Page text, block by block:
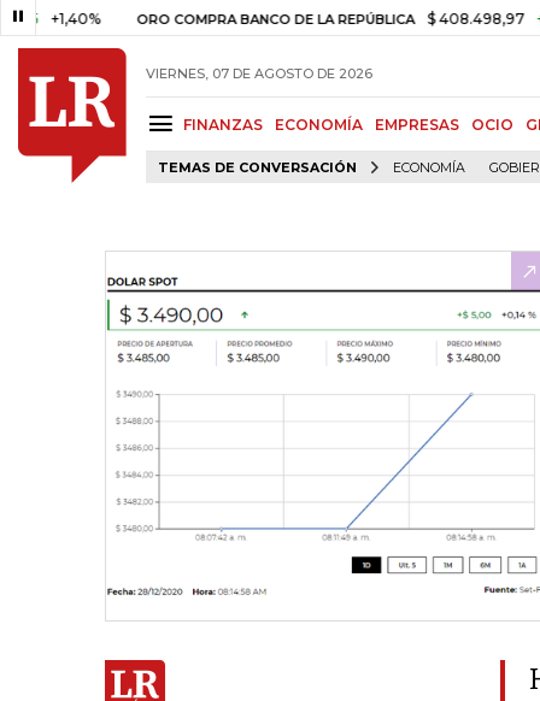
+1,40% ORO COMPRA BANCO DE LA REPÚBLICA $ 408.498,97 +$
VIERNES, 07 DE AGOSTO DE 2026
FINANZAS ECONOMÍA EMPRESAS OCIO
TEMAS DE CONVERSACIÓN ECONOMÍA